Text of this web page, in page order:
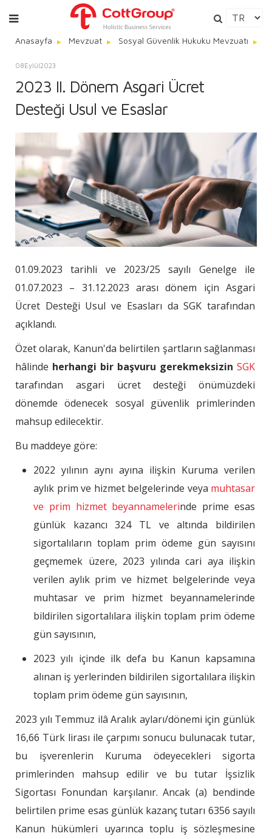
Anasayfa Mevzuat Sosyal Güvenlik Hukuku Mevzuatı
08Eylül2023
2023 II. Dönem Asgari Ücret
Desteği Usul ve Esaslar
01.09.2023 tarihli ve 2023/25 sayılı Genelge ile
01.07.2023 – 31.12.2023 arası dönem için Asgari
Ücret Desteği Usul ve Esasları da SGK tarafından
açıklandı.
Özet olarak, Kanun'da belirtilen şartların sağlanması
hâlinde herhangi bir başvuru gerekmeksizin SGK
tarafından asgari ücret desteği önümüzdeki
dönemde ödenecek sosyal güvenlik primlerinden
mahsup edilecektir.
Bu maddeye göre:
2022 yılının aynı ayına ilişkin Kuruma verilen
aylık prim ve hizmet belgelerinde veya muhtasar
ve prim hizmet beyannamelerinde prime esas
günlük kazancı 324 TL ve altında bildirilen
sigortalıların toplam prim ödeme gün sayısını
geçmemek üzere, 2023 yılında cari aya ilişkin
verilen aylık prim ve hizmet belgelerinde veya
muhtasar ve prim hizmet beyannamelerinde
bildirilen sigortalılara ilişkin toplam prim ödeme
gün sayısının,
2023 yılı içinde ilk defa bu Kanun kapsamına
alınan iş yerlerinden bildirilen sigortalılara ilişkin
toplam prim ödeme gün sayısının,
2023 yılı Temmuz ilâ Aralık ayları/dönemi için günlük
16,66 Türk lirası ile çarpımı sonucu bulunacak tutar,
bu işverenlerin Kuruma ödeyecekleri sigorta
primlerinden mahsup edilir ve bu tutar İşsizlik
Sigortası Fonundan karşılanır. Ancak (a) bendinde
belirtilen prime esas günlük kazanç tutarı 6356 sayılı
Kanun hükümleri uyarınca toplu iş sözleşmesine